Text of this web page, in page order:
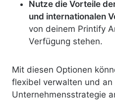
Nutze die Vorteile
und internationalen
von deinem Printify
Verfügung stehen.
Mit diesen Optionen
flexibel verwalten und an
Unternehmensstrategie